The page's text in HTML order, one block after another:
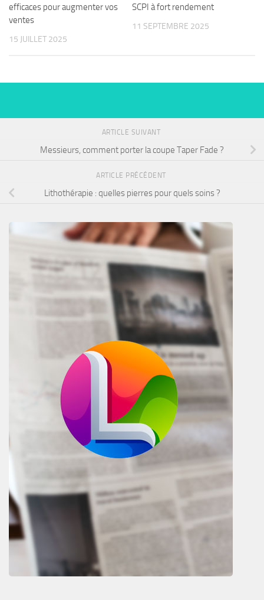
efficaces pour augmenter vos
ventes
15 JUILLET 2025
SCPI à fort rendement
11 SEPTEMBRE 2025
ARTICLE SUIVANT
Messieurs, comment porter la coupe Taper Fade ?
ARTICLE PRÉCÉDENT
Lithothérapie : quelles pierres pour quels soins ?